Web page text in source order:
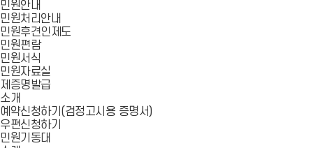
민원안내
민원처리안내
민원후견인제도
민원편람
민원서식
민원자료실
제증명발급
소개
예약신청하기(검정고시용 증명서)
우편신청하기
민원기동대